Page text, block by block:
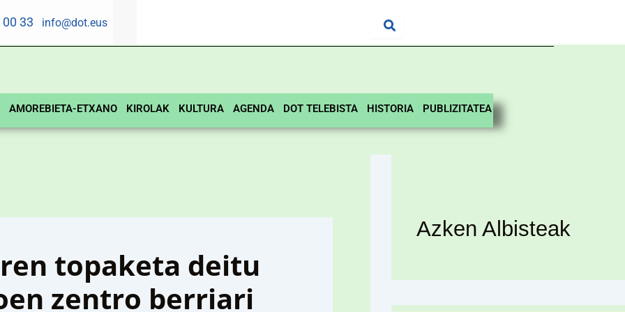
00 33 info@dot.eus
AMOREBIETA-ETXANO KIROLAK KULTURA AGENDA DOT TELEBISTA HISTORIA PUBLIZITATEA
topaketa deitu
zentro berriari
Azken Albisteak